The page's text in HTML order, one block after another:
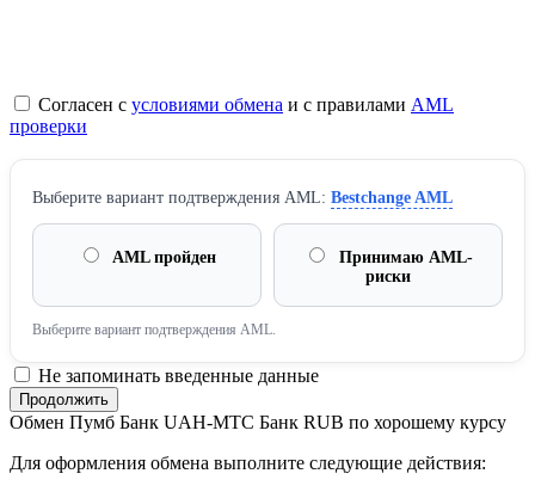
Согласен с условиями обмена и с правилами AML
проверки
Выберите вариант подтверждения AML: Bestchange AML
AML пройден
Принимаю AML-
риски
Выберите вариант подтверждения AML.
Не запоминать введенные данные
Обмен Пумб Банк UAH-МТС Банк RUB по хорошему курсу
Для оформления обмена выполните следующие действия: